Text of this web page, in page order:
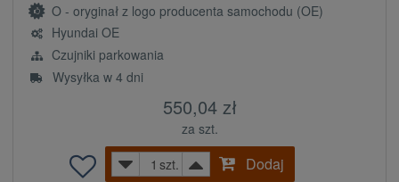
O - oryginał z logo producenta samochodu (OE)
Hyundai OE
Czujniki parkowania
Wysyłka w 4 dni
550,04 zł
za szt.
szt.
Dodaj